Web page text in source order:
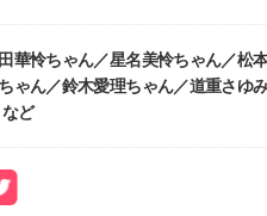
華怜ちゃん／星名美怜ちゃん／松
ゃん／鈴木愛理ちゃん／道重さゆ
など